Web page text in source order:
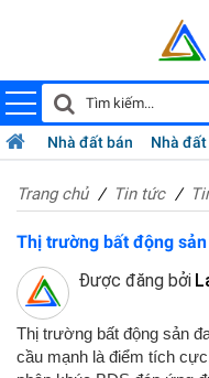
Nhà đất bán Nhà
Trang chủ Tin tức
Thị trường bất động
Được đăng bởi
Thị trường bất động sản
cầu mạnh là điểm tích